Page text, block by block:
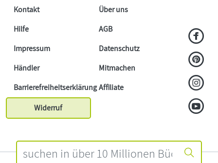
Kontakt
Über uns
Hilfe
AGB
Impressum
Datenschutz
Händler
Mitmachen
BarrierefreiheitserklärungAffiliate
Widerruf